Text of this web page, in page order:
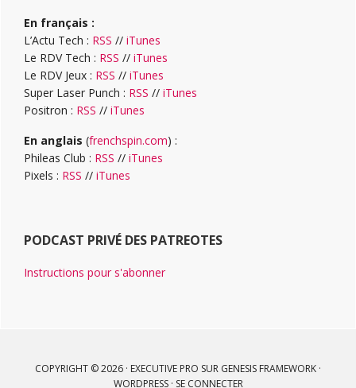
En français :
L’Actu Tech : RSS // iTunes
Le RDV Tech : RSS // iTunes
Le RDV Jeux : RSS // iTunes
Super Laser Punch : RSS // iTunes
Positron : RSS // iTunes
En anglais (frenchspin.com) :
Phileas Club : RSS // iTunes
Pixels : RSS // iTunes
PODCAST PRIVÉ DES PATREOTES
Instructions pour s'abonner
COPYRIGHT © 2026 · EXECUTIVE PRO SUR GENESIS FRAMEWORK ·
WORDPRESS· SE CONNECTER